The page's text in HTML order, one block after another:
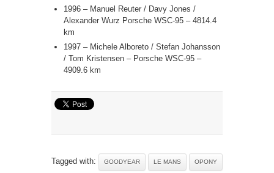
1996 – Manuel Reuter / Davy Jones /
Alexander Wurz Porsche WSC-95 – 4814.4
km
1997 – Michele Alboreto / Stefan Johansson
/ Tom Kristensen – Porsche WSC-95 –
4909.6 km
Tagged with: GOODYEAR LE MANS OPONY